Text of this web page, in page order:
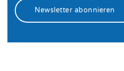
Newsletter abonnieren